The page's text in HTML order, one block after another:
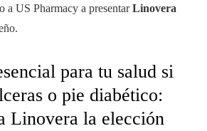
a US Pharmacy a presentarLinovera
para tu salud si
o pie diabético:
Linovera la elección